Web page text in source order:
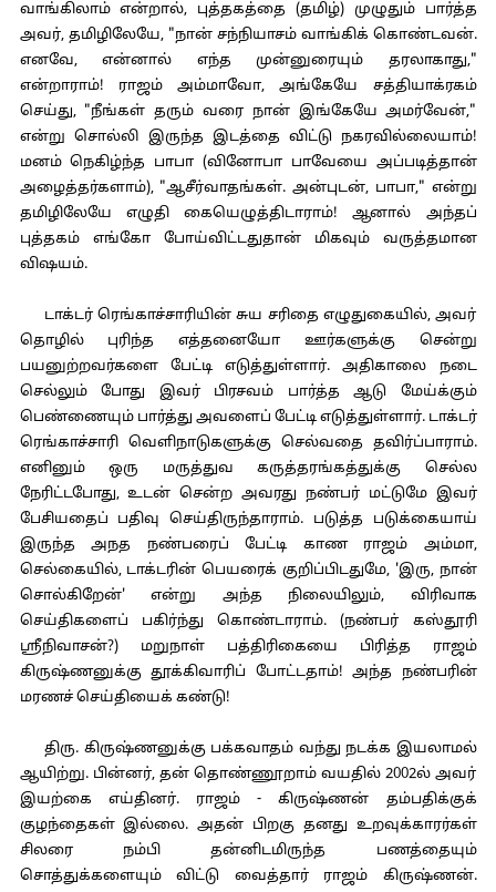
வாங்கிலாம் என்றால், புத்தகத்தை (தமிழ்) முழுதும் பார்த்த
அவர், தமிழிலேயே, "நான் சந்நியாசம் வாங்கிக் கொண்டவன்.
எனவே, என்னால் எந்த முன்னுரையும் தரலாகாது,"
என்றாராம்! ராஜம் அம்மாவோ, அங்கேயே சத்தியாக்ரகம்
செய்து, "நீங்கள் தரும் வரை நான் இங்கேயே அமர்வேன்,"
என்று சொல்லி இருந்த இடத்தை விட்டு நகரவில்லையாம்!
மனம் நெகிழ்ந்த பாபா (வினோபா பாவேயை அப்படித்தான்
அழைத்தர்களாம்), "ஆசீர்வாதங்கள். அன்புடன், பாபா," என்று
தமிழிலேயே எழுதி கையெழுத்திடாராம்! ஆனால் அந்தப்
புத்தகம் எங்கோ போய்விட்டதுதான் மிகவும் வருத்தமான
விஷயம்.
டாக்டர் ரெங்காச்சாரியின் சுய சரிதை எழுதுகையில், அவர்
தொழில் புரிந்த எத்தனையோ ஊர்களுக்கு சென்று
பயனுற்றவர்களை பேட்டி எடுத்துள்ளார். அதிகாலை நடை
செல்லும் போது இவர் பிரசவம் பார்த்த ஆடு மேய்க்கும்
பெண்ணையும் பார்த்து அவளைப் பேட்டி எடுத்துள்ளார். டாக்டர்
ரெங்காச்சாரி வெளிநாடுகளுக்கு செல்வதை தவிர்ப்பாராம்.
எனினும் ஒரு மருத்துவ கருத்தரங்கத்துக்கு செல்ல
நேரிட்டபோது, உடன் சென்ற அவரது நண்பர் மட்டுமே இவர்
பேசியதைப் பதிவு செய்திருந்தாராம். படுத்த படுக்கையாய்
இருந்த அநத நண்பரைப் பேட்டி காண ராஜம் அம்மா,
செல்கையில், டாக்டரின் பெயரைக் குறிப்பிடதுமே, 'இரு, நான்
சொல்கிறேன்' என்று அந்த நிலையிலும், விரிவாக
செய்திகளைப் பகிர்ந்து கொண்டாராம். (நண்பர் கஸ்தூரி
ஸ்ரீநிவாசன்?) மறுநாள் பத்திரிகையை பிரித்த ராஜம்
கிருஷ்ணனுக்கு தூக்கிவாரிப் போட்டதாம்! அந்த நண்பரின்
மரணச் செய்தியைக் கண்டு!
திரு. கிருஷ்ணனுக்கு பக்கவாதம் வந்து நடக்க இயலாமல்
ஆயிற்று. பின்னர், தன் தொண்ணூறாம் வயதில் 2002ல் அவர்
இயற்கை எய்தினர். ராஜம் - கிருஷ்ணன் தம்பதிக்குக்
குழந்தைகள் இல்லை. அதன் பிறகு தனது உறவுக்காரர்கள்
சிலரை நம்பி தன்னிடமிருந்த பணத்தையும்
சொத்துக்களையும் விட்டு வைத்தார் ராஜம் கிருஷ்ணன்.